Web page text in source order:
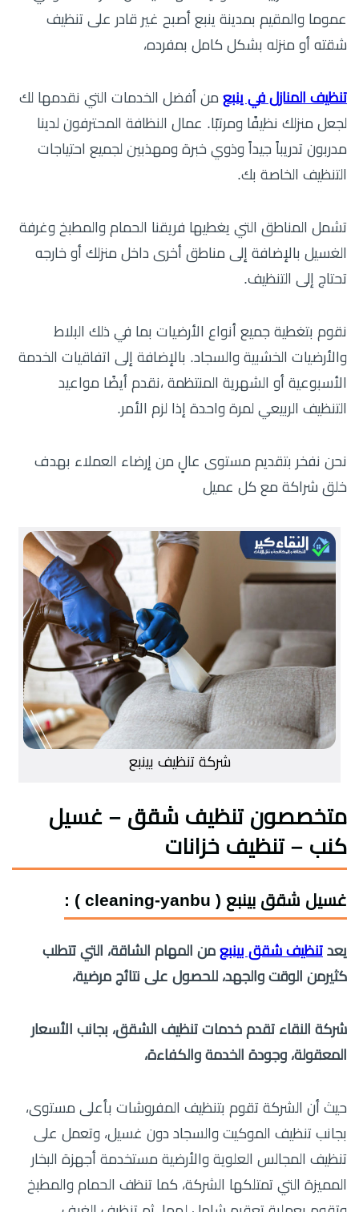
عموما والمقيم بمدينة ينبع أصبح غير قادر على تنظيف
شقته أو منزله بشكل كامل بمفرده،
تنظيف المنازل في ينبع من أفضل الخدمات التي نقدمها لك
لجعل منزلك نظيفًا ومرتبًا. عمال النظافة المحترفون لدينا
مدربون تدريباً جيداً وذوي خبرة ومهذبين لجميع احتياجات
التنظيف الخاصة بك.
تشمل المناطق التي يغطيها فريقنا الحمام والمطبخ وغرفة
الغسيل بالإضافة إلى مناطق أخرى داخل منزلك أو خارجه
تحتاج إلى التنظيف.
نقوم بتغطية جميع أنواع الأرضيات بما في ذلك البلاط
والأرضيات الخشبية والسجاد. بالإضافة إلى اتفاقيات الخدمة
الأسبوعية أو الشهرية المنتظمة ،نقدم أيضًا مواعيد
التنظيف الربيعي لمرة واحدة إذا لزم الأمر.
نحن نفخر بتقديم مستوى عالٍ من إرضاء العملاء بهدف
خلق شراكة مع كل عميل
شركة تنظيف بينبع
متخصصون تنظيف شقق – غسيل
كنب – تنظيف خزانات
غسيل شقق بينبع ( cleaning-yanbu ) :
يعد تنظيف شقق بينبع من المهام الشاقة، التي تتطلب
كثيرمن الوقت والجهد، للحصول على نتائج مرضية،
شركة النقاء تقدم خدمات تنظيف الشقق، بجانب الأسعار
المعقولة، وجودة الخدمة والكفاءة،
حيث أن الشركة تقوم بتنظيف المفروشات بأعلى مستوى،
بجانب تنظيف الموكيت والسجاد دون غسيل، وتعمل على
تنظيف المجالس العلوية والأرضية مستخدمة أجهزة البخار
المميزة التي تمتلكها الشركة، كما تنظف الحمام والمطبخ